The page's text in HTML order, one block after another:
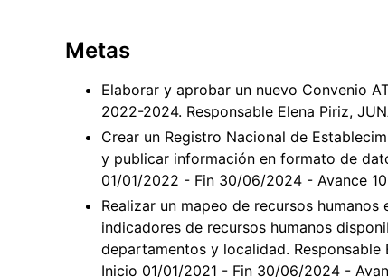
Metas
Elaborar y aprobar un nuevo Convenio
2022-2024. Responsable Elena Piriz,
Crear un Registro Nacional de
y publicar información en formato de
01/01/2022 - Fin 30/06/2024 - Avance
Realizar un mapeo de recursos
indicadores de recursos humanos
departamentos y localidad. Responsable
Inicio 01/01/2021 - Fin 30/06/2024 -